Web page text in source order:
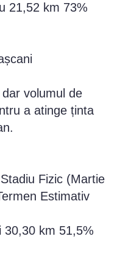
21,52 km 73%
volumul de
a atinge ținta
Fizic (Martie
Estimativ
30,30 km 51,5%